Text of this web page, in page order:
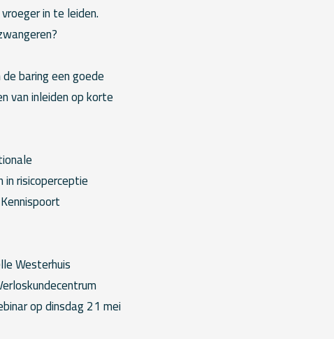
in te leiden.
baring een goede
van inleiden op korte
risicoperceptie
Westerhuis
op dinsdag 21 mei